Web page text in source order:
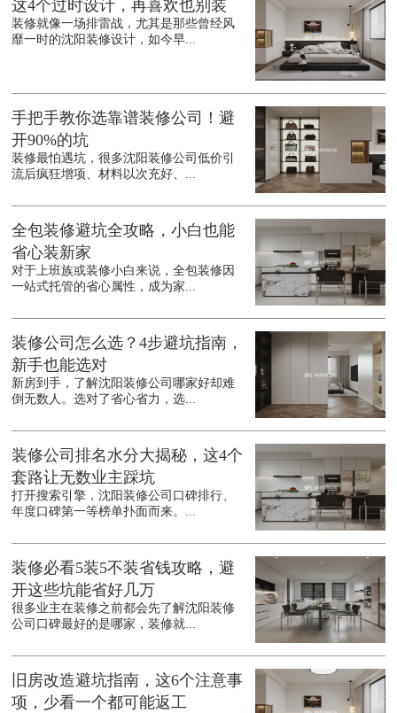
这4个过时设计，再喜欢也别装
装修就像一场排雷战，尤其是那些曾经风
靡一时的沈阳装修设计，如今早...
手把手教你选靠谱装修公司！避
开90%的坑
装修最怕遇坑，很多沈阳装修公司低价引
流后疯狂增项、材料以次充好、...
全包装修避坑全攻略，小白也能
省心装新家
对于上班族或装修小白来说，全包装修因
一站式托管的省心属性，成为家...
装修公司怎么选？4步避坑指南，
新手也能选对
新房到手，了解沈阳装修公司哪家好却难
倒无数人。选对了省心省力，选...
装修公司排名水分大揭秘，这4个
套路让无数业主踩坑
打开搜索引擎，沈阳装修公司口碑排行、
年度口碑第一等榜单扑面而来。...
装修必看5装5不装省钱攻略，避
开这些坑能省好几万
很多业主在装修之前都会先了解沈阳装修
公司口碑最好的是哪家，装修就...
旧房改造避坑指南，这6个注意事
项，少看一个都可能返工